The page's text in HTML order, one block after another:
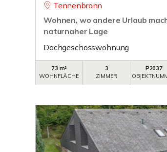
Tennenbronn
Wohnen, wo andere Urlaub
naturnaher Lage
Dachgeschosswohnung
73 m²
WOHNFLÄCHE
3
ZIMMER
P2037